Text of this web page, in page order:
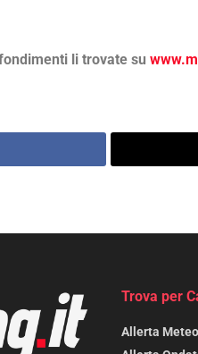
li trovate su
Trova per
Allerta Meteo